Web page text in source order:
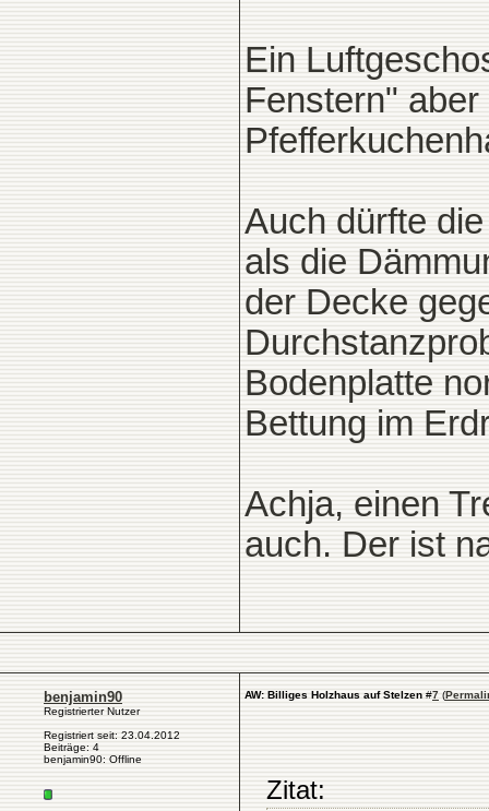
Ein
Fenstern"
Auch dürfte
als die
der Decke
Bodenplatte
Bettung im
Achja, einen
auch. Der ist
benjamin90
Registrierter Nutzer
Registriert seit: 23.04.2012
Beiträge: 4
benjamin90: Offline
AW: Billiges Holzhaus auf Stelzen #7 (
Zitat: